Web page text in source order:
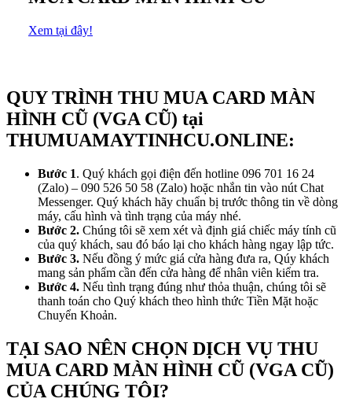
Xem tại đây!
QUY TRÌNH THU MUA CARD MÀN
HÌNH CŨ (VGA CŨ) tại
THUMUAMAYTINHCU.ONLINE:
Bước 1. Quý khách gọi điện đến hotline 096 701 16 24
(Zalo) – 090 526 50 58 (Zalo) hoặc nhắn tin vào nút Chat
Messenger. Quý khách hãy chuẩn bị trước thông tin về dòng
máy, cấu hình và tình trạng của máy nhé.
Bước 2. Chúng tôi sẽ xem xét và định giá chiếc máy tính cũ
của quý khách, sau đó báo lại cho khách hàng ngay lập tức.
Bước 3. Nếu đồng ý mức giá cửa hàng đưa ra, Qúy khách
mang sản phẩm cần đến cửa hàng để nhân viên kiểm tra.
Bước 4. Nếu tình trạng đúng như thỏa thuận, chúng tôi sẽ
thanh toán cho Quý khách theo hình thức Tiền Mặt hoặc
Chuyển Khoản.
TẠI SAO NÊN CHỌN DỊCH VỤ THU
MUA CARD MÀN HÌNH CŨ (VGA CŨ)
CỦA CHÚNG TÔI?